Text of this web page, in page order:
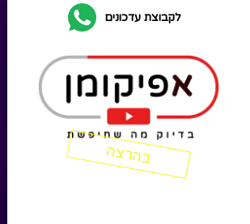
לקבוצת עדכונים